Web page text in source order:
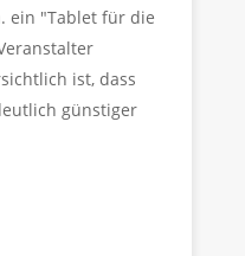
ein "Tablet für die
ist, dass
günstiger